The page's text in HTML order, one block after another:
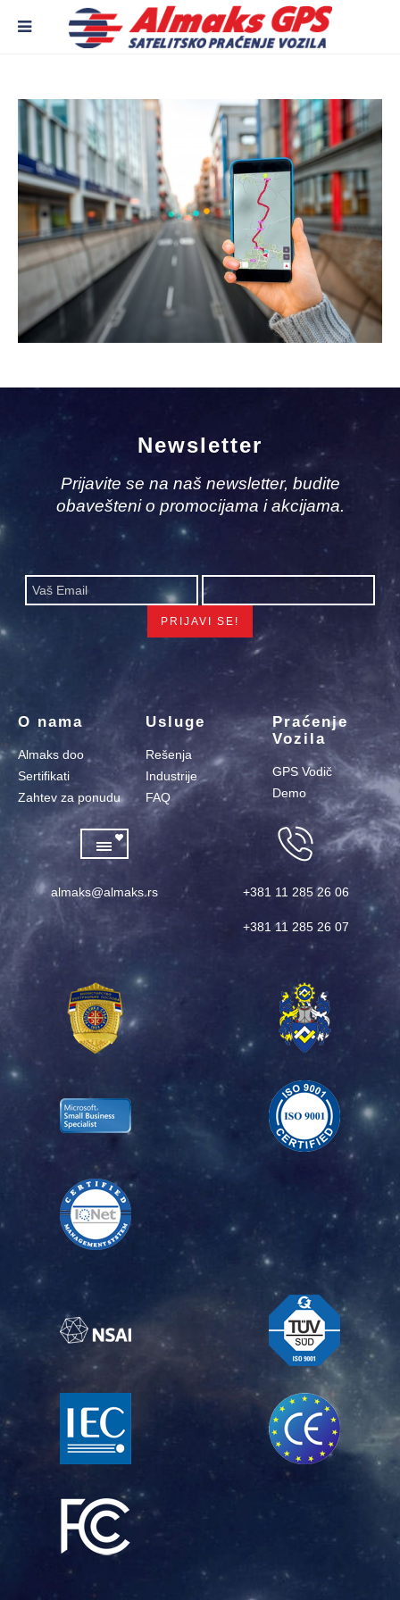
Newsletter
Prijavite se na naš newsletter, budite
obavešteni o promocijama i akcijama.
O nama
Almaks doo
Sertifikati
Zahtev za ponudu
Usluge
Rešenja
Industrije
FAQ
Praćenje
Vozila
GPS Vodič
Demo
almaks@almaks.rs +381 11 285 26 06
+381 11 285 26 07